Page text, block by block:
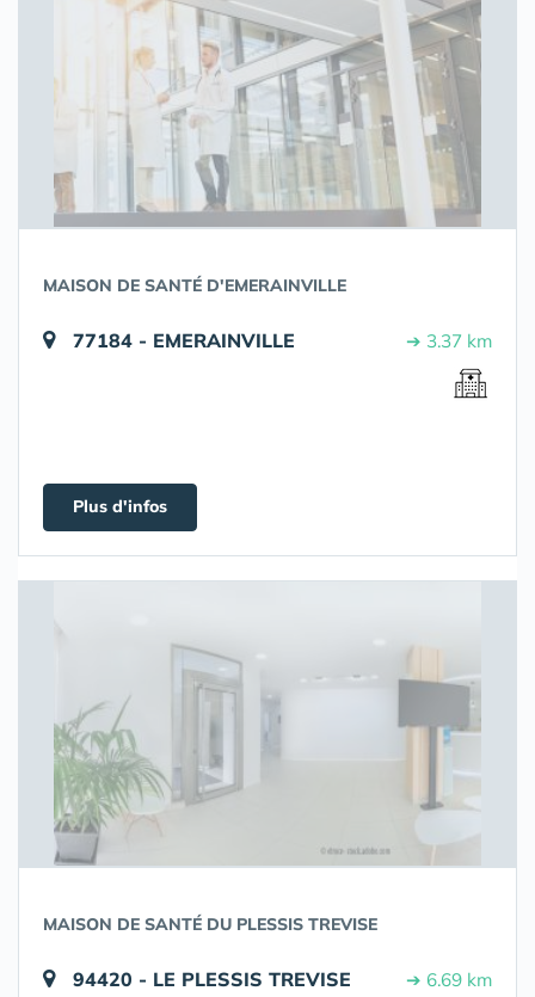
MAISON DE SANTÉ D'EMERAINVILLE
77184 - EMERAINVILLE ➔ 3.37 km
Plus d'infos
MAISON DE SANTÉ DU PLESSIS TREVISE
94420 - LE PLESSIS TREVISE ➔ 6.69 km